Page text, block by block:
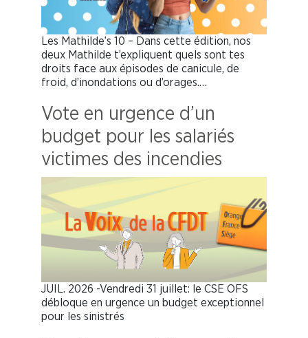
Les Mathilde’s 10 – Dans cette édition, nos
deux Mathilde t’expliquent quels sont tes
droits face aux épisodes de canicule, de
froid, d’inondations ou d’orages.…
Vote en urgence d’un
budget pour les salariés
victimes des incendies
JUIL. 2026 -Vendredi 31 juillet: le CSE OFS
débloque en urgence un budget exceptionnel
pour les sinistrés